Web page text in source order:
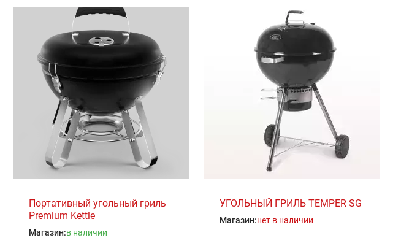
Портативный угольный гриль
Premium Kettle
Магазин:в наличии
УГОЛЬНЫЙ ГРИЛЬ TEMPER SG
Магазин:нет в наличии